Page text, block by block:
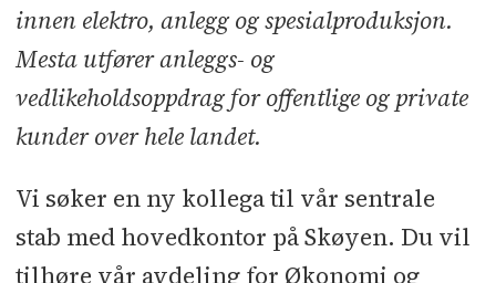
innen elektro, anlegg og spesialproduksjon.
Mesta utfører anleggs- og
vedlikeholdsoppdrag for offentlige og private
kunder over hele landet.
Vi søker en ny kollega til vår sentrale
stab med hovedkontor på Skøyen. Du vil
tilhøre vår avdeling for Økonomi og